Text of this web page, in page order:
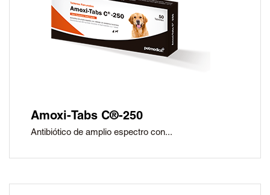
Amoxi-Tabs C®-250
Antibiótico de amplio espectro con...